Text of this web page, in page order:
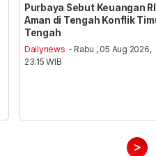
Purbaya Sebut Keuangan RI
Aman di Tengah Konflik
Tengah
Dailynews - Rabu , 05 Aug 2026,
23:15 WIB
>